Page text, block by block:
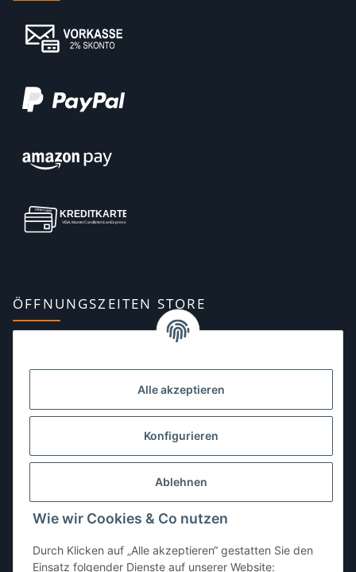
Alle akzeptieren
Konfigurieren
Ablehnen
Wie wir Cookies & Co nutzen
Durch Klicken auf „Alle akzeptieren“ gestatten Sie den
Einsatz folgender Dienste auf unserer Website:
ÖFFNUNGSZEITEN STORE
10:00–13:00, 14:00–18:00 Uhr
Dienstag:10:00–13:00, 14:00–16:00 Uhr
10:00–13:00 Uhr
Freitag:10:00–13:00, 14:00–18:00 Uhr
Sonntag: geschlossen